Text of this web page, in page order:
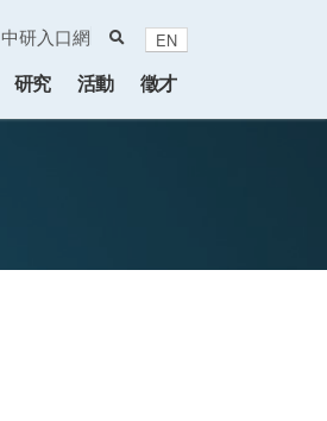
研究 活動 徵才
中研入口網 searchEN